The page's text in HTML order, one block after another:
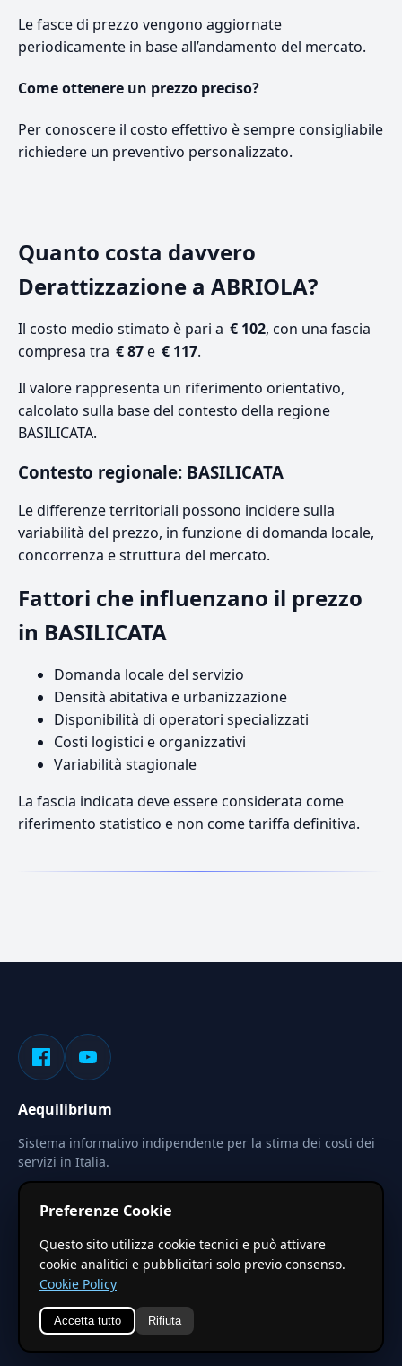
Le fasce di prezzo vengono aggiornate
periodicamente in base all’andamento del mercato.
Come ottenere un prezzo preciso?
Per conoscere il costo effettivo è sempre consigliabile
richiedere un preventivo personalizzato.
Quanto costa davvero
Derattizzazione a ABRIOLA?
Il costo medio stimato è pari a € 102, con una fascia
compresa tra € 87e € 117.
Il valore rappresenta un riferimento orientativo,
calcolato sulla base del contesto della regione
BASILICATA.
Contesto regionale: BASILICATA
Le differenze territoriali possono incidere sulla
variabilità del prezzo, in funzione di domanda locale,
concorrenza e struttura del mercato.
Fattori che influenzano il prezzo
in BASILICATA
Domanda locale del servizio
Densità abitativa e urbanizzazione
Disponibilità di operatori specializzati
Costi logistici e organizzativi
Variabilità stagionale
La fascia indicata deve essere considerata come
riferimento statistico e non come tariffa definitiva.
Aequilibrium
Sistema informativo indipendente per la stima dei costi dei
servizi in Italia.
Le stime pubblicate sono calcolate tramite coefficienti
territoriali regionali applicati a valori base nazionali. Non
costituiscono preventivo ufficiale.
© 2026 Aequilibrium — Un progetto di vxd.mobi
Preferenze Cookie
Questo sito utilizza cookie tecnici e può attivare
cookie analitici e pubblicitari solo previo consenso.
Cookie Policy
Accetta tutto Rifiuta